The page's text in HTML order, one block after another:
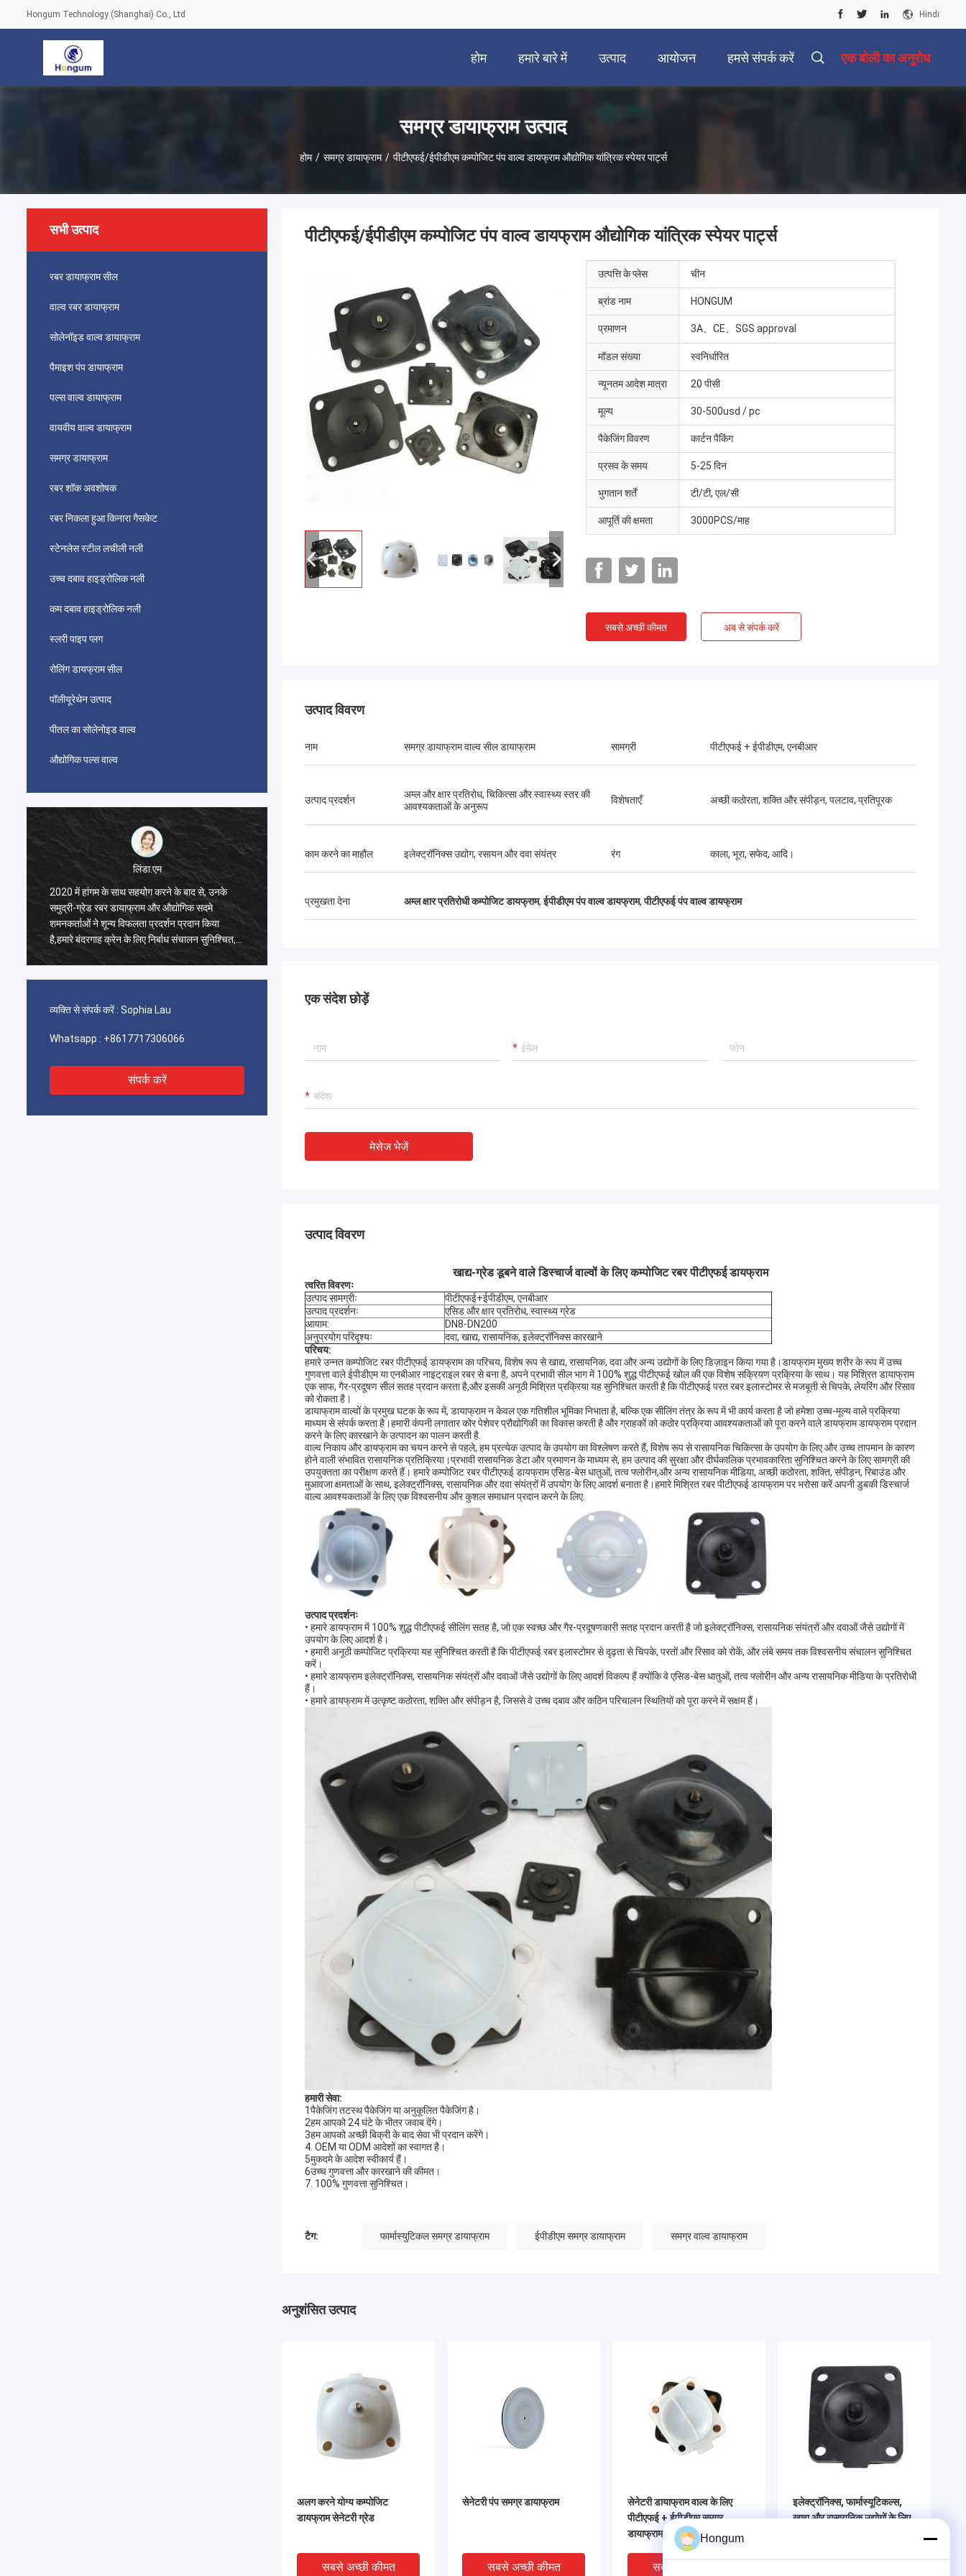
Hongum Technology (Shanghai) Co., Ltd Hindi
होम हमारे बारे में उत्पाद आयोजन हमसे संपर्क करें एक बोली का अनुरोध
समग्र डायाफ्राम उत्पाद
होम / समग्र डायाफ्राम / पीटीएफई/ईपीडीएम कम्पोजिट पंप वाल्व डायफ्राम औद्योगिक यांत्रिक स्पेयर पार्ट्स
सभी उत्पाद
रबर डायाफ्राम सील
वाल्व रबर डायाफ्राम
सोलेनॉइड वाल्व डायाफ्राम
पैमाइश पंप डायाफ्राम
पल्स वाल्व डायाफ्राम
वायवीय वाल्व डायाफ्राम
समग्र डायाफ्राम
रबर शॉक अवशोषक
रबर निकला हुआ किनारा गैसकेट
स्टेनलेस स्टील लचीली नली
उच्च दबाव हाइड्रोलिक नली
कम दबाव हाइड्रोलिक नली
स्लरी पाइप प्लग
रोलिंग डायफ्राम सील
पॉलीयूरेथेन उत्पाद
पीतल का सोलेनोइड वाल्व
औद्योगिक पल्स वाल्व
लिंडा.एम
2020 में हांगम के साथ सहयोग करने के बाद से, उनके
समुद्री-ग्रेड रबर डायाफ्राम और औद्योगिक सदमे
शमनकर्ताओं ने शून्य विफलता प्रदर्शन प्रदान किया
है,हमारे बंदरगाह क्रेन के लिए निर्बाध संचालन सुनिश्चित,
ड्रेगर प्रणोदन प्रणाली, और एलएनजी वाहक उपकरण।
समुद्री-ग्रेड रबर डायाफ्राम और औद्योगिक सदमे
शमनकर्ताओं ने शून्य विफलता प्रदर्शन प्रदान किया
व्यक्ति से संपर्क करें : Sophia Lau
Whatsapp : +8617717306066
संपर्क करें
पीटीएफई/ईपीडीएम कम्पोजिट पंप वाल्व डायफ्राम औद्योगिक यांत्रिक स्पेयर पार्ट्स
उत्पत्ति के प्लेस चीन
ब्रांड नाम HONGUM
प्रमाणन 3A、CE、SGS approval
मॉडल संख्या स्वनिर्धारित
न्यूनतम आदेश मात्रा 20 पीसी
मूल्य 30-500usd / pc
पैकेजिंग विवरण कार्टन पैकिंग
प्रसव के समय 5-25 दिन
भुगतान शर्तें टी/टी, एल/सी
आपूर्ति की क्षमता 3000PCS/माह
सबसे अच्छी कीमत अब से संपर्क करें
उत्पाद विवरण
नाम समग्र डायाफ्राम वाल्व सील डायाफ्राम सामग्री पीटीएफई + ईपीडीएम, एनबीआर
उत्पाद प्रदर्शन
अम्ल और क्षार प्रतिरोध, चिकित्सा और स्वास्थ्य स्तर की
आवश्यकताओं के अनुरूप
विशेषताएँ अच्छी कठोरता, शक्ति और संपीड़न, पलटाव, प्रतिपूरक
काम करने का माहौल इलेक्ट्रॉनिक्स उद्योग, रसायन और दवा संयंत्र रंग काला, भूरा, सफेद, आदि।
प्रमुखता देना अम्ल क्षार प्रतिरोधी कम्पोजिट डायफ्राम,ईपीडीएम पंप वाल्व डायफ्राम,पीटीएफई पंप वाल्व डायफ्राम
एक संदेश छोड़ें
मेसेज भेजें
उत्पाद विवरण
खाद्य-ग्रेड डूबने वाले डिस्चार्ज वाल्वों के लिए कम्पोजिट रबर पीटीएफई डायफ्राम
त्वरित विवरणः
उत्पाद सामग्रीः
पीटीएफई+ईपीडीएम, एनबीआर
उत्पाद प्रदर्शनः
एसिड और क्षार प्रतिरोध, स्वास्थ्य ग्रेड
आयाम:
DN8-DN200
अनुप्रयोग परिदृश्यः
दवा, खाद्य, रासायनिक, इलेक्ट्रॉनिक्स कारखाने
परिचय:
हमारे उन्नत कम्पोजिट रबर पीटीएफई डायफ्राम का परिचय, विशेष रूप से खाद्य, रासायनिक, दवा और अन्य उद्योगों के लिए डिज़ाइन किया गया है।डायफ्राम मुख्य शरीर के रूप में उच्च
गुणवत्ता वाले ईपीडीएम या एनबीआर नाइट्राइल रबर से बना है, अपने प्रभावी सील भाग में 100% शुद्ध पीटीएफई खोल की एक विशेष सक्रियण प्रक्रिया के साथ। यह मिश्रित डायाफ्राम
एक साफ, गैर-प्रदूषण सील सतह प्रदान करता है,और इसकी अनूठी मिश्रित प्रक्रिया यह सुनिश्चित करती है कि पीटीएफई परत रबर इलास्टोमर से मजबूती से चिपके, लेयरिंग और रिसाव
को रोकता है।
डायाफ्राम वाल्वों के प्रमुख घटक के रूप में, डायाफ्राम न केवल एक गतिशील भूमिका निभाता है, बल्कि एक सीलिंग तंत्र के रूप में भी कार्य करता है जो हमेशा उच्च-मूल्य वाले प्रक्रिया
माध्यम से संपर्क करता है।हमारी कंपनी लगातार कोर पेशेवर प्रौद्योगिकी का विकास करती है और ग्राहकों को कठोर प्रक्रिया आवश्यकताओं को पूरा करने वाले डायफ्राम डायफ्राम प्रदान
करने के लिए कारखाने के उत्पादन का पालन करती है.
वाल्व निकाय और डायफ्राम का चयन करने से पहले, हम प्रत्येक उत्पाद के उपयोग का विश्लेषण करते हैं, विशेष रूप से रासायनिक चिकित्सा के उपयोग के लिए और उच्च तापमान के कारण
होने वाली संभावित रासायनिक प्रतिक्रिया।प्रभावी रासायनिक डेटा और प्रमाणन के माध्यम से, हम उत्पाद की सुरक्षा और दीर्घकालिक प्रभावकारिता सुनिश्चित करने के लिए सामग्री की
उपयुक्तता का परीक्षण करते हैं। हमारे कम्पोजिट रबर पीटीएफई डायफ्राम एसिड-बेस धातुओं, तत्व फ्लोरीन,और अन्य रासायनिक मीडिया, अच्छी कठोरता, शक्ति, संपीड़न, रिबाउंड और
मुआवजा क्षमताओं के साथ, इलेक्ट्रॉनिक्स, रासायनिक और दवा संयंत्रों में उपयोग के लिए आदर्श बनाता है।हमारे मिश्रित रबर पीटीएफई डायफ्राम पर भरोसा करें अपनी डुबकी डिस्चार्ज
वाल्व आवश्यकताओं के लिए एक विश्वसनीय और कुशल समाधान प्रदान करने के लिए.
उत्पाद प्रदर्शनः
• हमारे डायफ्राम में 100% शुद्ध पीटीएफई सीलिंग सतह है, जो एक स्वच्छ और गैर-प्रदूषणकारी सतह प्रदान करती है जो इलेक्ट्रॉनिक्स, रासायनिक संयंत्रों और दवाओं जैसे उद्योगों में
उपयोग के लिए आदर्श है।
• हमारी अनूठी कम्पोजिट प्रक्रिया यह सुनिश्चित करती है कि पीटीएफई रबर इलास्टोमर से दृढ़ता से चिपके, परतों और रिसाव को रोकें, और लंबे समय तक विश्वसनीय संचालन सुनिश्चित
करें।
• हमारे डायफ्राम इलेक्ट्रॉनिक्स, रासायनिक संयंत्रों और दवाओं जैसे उद्योगों के लिए आदर्श विकल्प हैं क्योंकि वे एसिड-बेस धातुओं, तत्व फ्लोरीन और अन्य रासायनिक मीडिया के प्रतिरोधी
हैं।
• हमारे डायफ्राम में उत्कृष्ट कठोरता, शक्ति और संपीड़न है, जिससे वे उच्च दबाव और कठिन परिचालन स्थितियों को पूरा करने में सक्षम हैं।
हमारी सेवा:
1पैकेजिंग तटस्थ पैकेजिंग या अनुकूलित पैकेजिंग है।
2हम आपको 24 घंटे के भीतर जवाब देंगे।
3हम आपको अच्छी बिक्री के बाद सेवा भी प्रदान करेंगे।
4. OEM या ODM आदेशों का स्वागत है।
5मुकदमे के आदेश स्वीकार्य हैं।
6उच्च गुणवत्ता और कारखाने की कीमत।
7. 100% गुणवत्ता सुनिश्चित।
टैग: फार्मास्युटिकल समग्र डायाफ्राम ईपीडीएम समग्र डायाफ्राम समग्र वाल्व डायाफ्राम
अनुशंसित उत्पाद
अलग करने योग्य कम्पोजिट
डायफ्राम सेनेटरी ग्रेड
सबसे अच्छी कीमत
सेनेटरी पंप समग्र डायाफ्राम
सबसे अच्छी कीमत
सेनेटरी डायाफ्राम वाल्व के लिए
पीटीएफई + ईपीडीएम समग्र
डायाफ्राम
सबसे अच्छी कीमत
इलेक्ट्रॉनिक्स, फार्मास्यूटिकल्स,
खाद्य और रासायनिक उद्योगों के लिए
Hongum